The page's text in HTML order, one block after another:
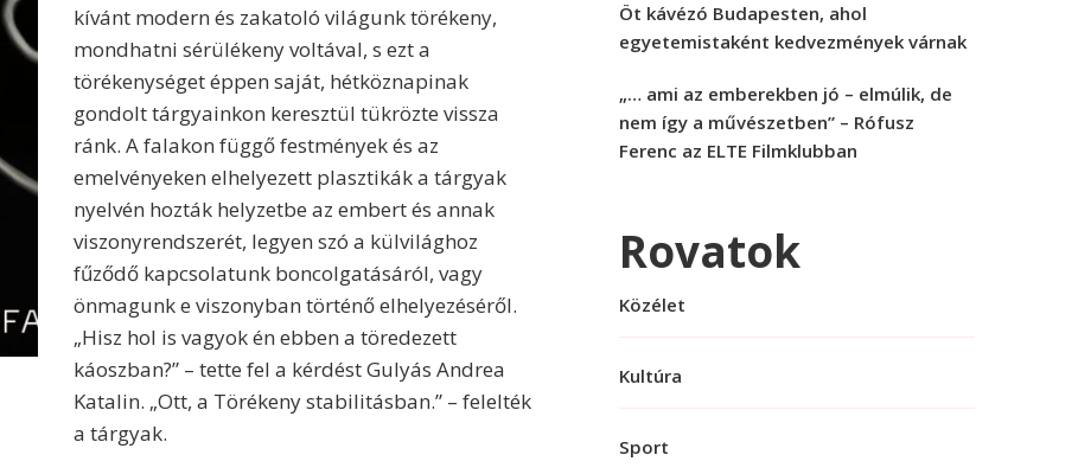
kívánt modern és zakatoló világunk törékeny,
mondhatni sérülékeny voltával, s ezt a
törékenységet éppen saját, hétköznapinak
gondolt tárgyainkon keresztül tükrözte vissza
ránk. A falakon függő festmények és az
emelvényeken elhelyezett plasztikák a tárgyak
nyelvén hozták helyzetbe az embert és annak
viszonyrendszerét, legyen szó a külvilághoz
fűződő kapcsolatunk boncolgatásáról, vagy
önmagunk e viszonyban történő elhelyezéséről.
„Hisz hol is vagyok én ebben a töredezett
káoszban?” – tette fel a kérdést Gulyás Andrea
Katalin. „Ott, a Törékeny stabilitásban.” – felelték
a tárgyak.
Öt kávézó Budapesten, ahol
egyetemistaként kedvezmények várnak
„… ami az emberekben jó – elmúlik, de
nem így a művészetben” – Rófusz
Ferenc az ELTE Filmklubban
Rovatok
Közélet
Kultúra
Sport